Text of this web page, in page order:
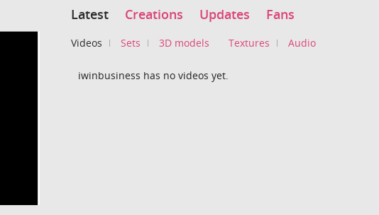
Latest Creations Updates Fans
Videos Sets 3D models Textures Audio
iwinbusiness has no videos yet.